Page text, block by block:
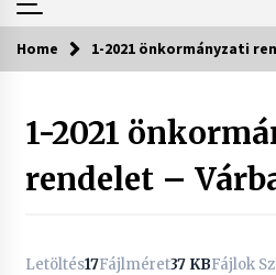
Home 1-2021 önkormányzati
1-2021
rendelet –
Letöltés17Fájlméret37 KBFájlok